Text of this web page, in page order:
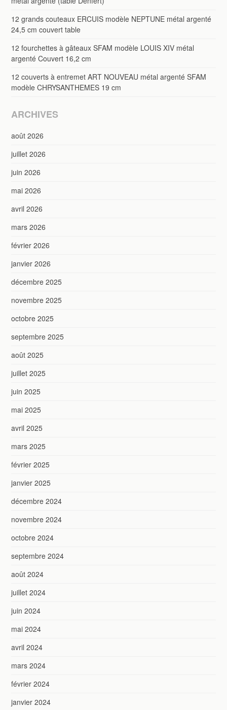
12 grands couteaux ERCUIS modèle NEPTUNE métal argenté
24,5 cm couvert table
12 fourchettes à gâteaux SFAM modèle LOUIS XIV métal
argenté Couvert 16,2 cm
12 couverts à entremet ART NOUVEAU métal argenté SFAM
modèle CHRYSANTHEMES 19 cm
ARCHIVES
août 2026
juillet 2026
juin 2026
mai 2026
avril 2026
mars 2026
février 2026
janvier 2026
décembre 2025
novembre 2025
octobre 2025
septembre 2025
août 2025
juillet 2025
juin 2025
mai 2025
avril 2025
mars 2025
février 2025
janvier 2025
décembre 2024
novembre 2024
octobre 2024
septembre 2024
août 2024
juillet 2024
juin 2024
mai 2024
avril 2024
mars 2024
février 2024
janvier 2024